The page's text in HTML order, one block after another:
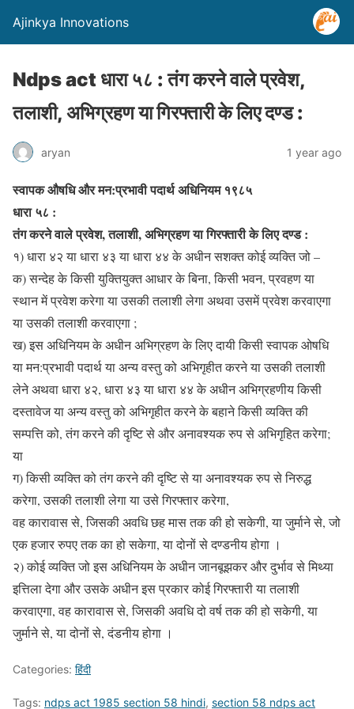
Ajinkya Innovations
Ndps act धारा ५८ : तंग करने वाले प्रवेश,
तलाशी, अभिग्रहण या गिरफ्तारी के लिए दण्ड :
aryan 1 year ago
स्वापक औषधि और मन:प्रभावी पदार्थ अधिनियम १९८५
धारा ५८ :
तंग करने वाले प्रवेश, तलाशी, अभिग्रहण या गिरफ्तारी के लिए दण्ड :
१) धारा ४२ या धारा ४३ या धारा ४४ के अधीन सशक्त कोई व्यक्ति जो –
क) सन्देह के किसी युक्तियुक्त आधार के बिना, किसी भवन, प्रवहण या
स्थान में प्रवेश करेगा या उसकी तलाशी लेगा अथवा उसमें प्रवेश करवाएगा
या उसकी तलाशी करवाएगा ;
ख) इस अधिनियम के अधीन अभिग्रहण के लिए दायी किसी स्वापक ओषधि
या मन:प्रभावी पदार्थ या अन्य वस्तु को अभिगृहीत करने या उसकी तलाशी
लेने अथवा धारा ४२, धारा ४३ या धारा ४४ के अधीन अभिग्रहणीय किसी
दस्तावेज या अन्य वस्तु को अभिगृहीत करने के बहाने किसी व्यक्ति की
सम्पत्ति को, तंग करने की दृष्टि से और अनावश्यक रुप से अभिगृहित करेगा;
या
ग) किसी व्यक्ति को तंग करने की दृष्टि से या अनावश्यक रुप से निरुद्ध
करेगा, उसकी तलाशी लेगा या उसे गिरफ्तार करेगा,
वह कारावास से, जिसकी अवधि छह मास तक की हो सकेगी, या जुर्माने से, जो
एक हजार रुपए तक का हो सकेगा, या दोनों से दण्डनीय होगा ।
२) कोई व्यक्ति जो इस अधिनियम के अधीन जानबूझकर और दुर्भाव से मिथ्या
इत्तिला देगा और उसके अधीन इस प्रकार कोई गिरफ्तारी या तलाशी
करवाएगा, वह कारावास से, जिसकी अवधि दो वर्ष तक की हो सकेगी, या
जुर्माने से, या दोनों से, दंडनीय होगा ।
Categories: हिंदी
Tags: ndps act 1985 section 58 hindi, section 58 ndps act